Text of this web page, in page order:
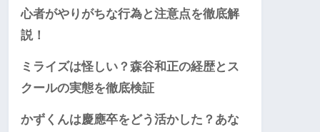
心者がやりがちな行為と注意点を徹底解
説！
ミライズは怪しい？森谷和正の経歴とス
クールの実態を徹底検証
かずくんは慶應卒をどう活かした？あな